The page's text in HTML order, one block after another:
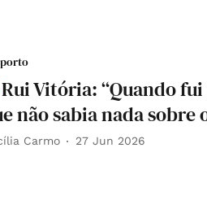
Rui Vitória: “Quando
não sabia nada sobre
Carmo 27 Jun 2026